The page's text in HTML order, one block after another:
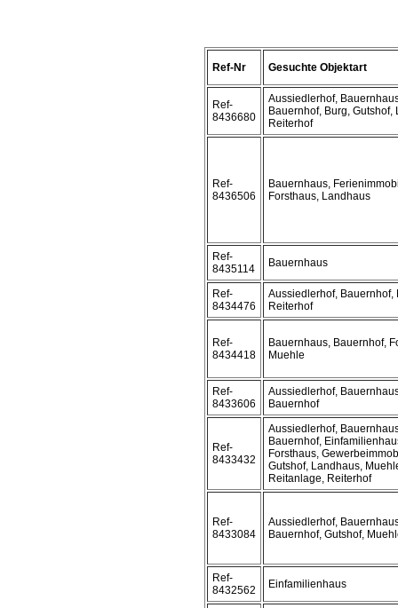
Ref-Nr Gesuchte Objektart
Ref-
8436680
Aussiedlerhof,
Bauernhof, Burg, Gutshof,
Reiterhof
Ref-
8436506
Bauernhaus,
Forsthaus, Landhaus
Ref-
8435114
Bauernhaus
Ref-
8434476
Aussiedlerhof, Bauernhof,
Reiterhof
Ref-
8434418
Bauernhaus, Bauernhof,
Muehle
Ref-
8433606
Aussiedlerhof,
Bauernhof
Ref-
8433432
Aussiedlerhof,
Bauernhof,
Forsthaus,
Gutshof, Landhaus,
Reitanlage, Reiterhof
Ref-
8433084
Aussiedlerhof,
Bauernhof, Gutshof,
Ref-
8432562
Einfamilienhaus